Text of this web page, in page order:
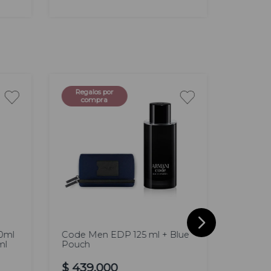
Regalos por
compra
Code Men EDP 125 ml + Blue
Pouch
$ 439.000